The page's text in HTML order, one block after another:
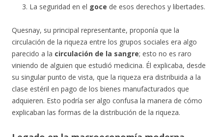
La seguridad en el goce de esos derechos y libertades.
Quesnay, su principal representante, proponía que la
circulación de la riqueza entre los grupos sociales era algo
parecido a la circulación de la sangre; esto no es raro
viniendo de alguien que estudió medicina. Él explicaba, desde
su singular punto de vista, que la riqueza era distribuida a la
clase estéril en pago de los bienes manufacturados que
adquieren. Esto podría ser algo confusa la manera de cómo
explicaban las formas de la distribución de la riqueza.